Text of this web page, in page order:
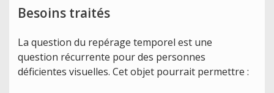
Besoins traités
La question du repérage temporel est une
question récurrente pour des personnes
déficientes visuelles. Cet objet pourrait permettre :